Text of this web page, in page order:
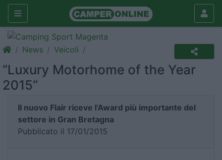
News Veicoli
“Luxury Motorhome of the Year
2015“
Il nuovo Flair riceve l’Award più importante del
settore in Gran Bretagna
Pubblicato il 17/01/2015